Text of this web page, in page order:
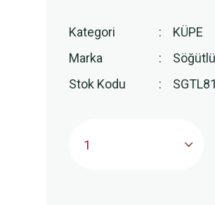
Kategori
KÜPE
Marka
Stok Kodu